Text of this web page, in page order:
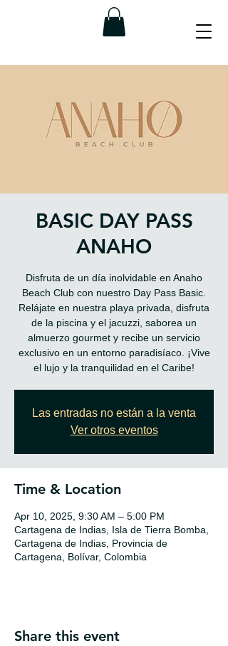
BASIC DAY PASS
ANAHO
Disfruta de un día inolvidable en Anaho
Beach Club con nuestro Day Pass Basic.
Relájate en nuestra playa privada, disfruta
de la piscina y el jacuzzi, saborea un
almuerzo gourmet y recibe un servicio
exclusivo en un entorno paradisíaco. ¡Vive
el lujo y la tranquilidad en el Caribe!
Las entradas no están a la venta
Ver otros eventos
Time & Location
Apr 10, 2025, 9:30 AM – 5:00 PM
Cartagena de Indias, Isla de Tierra Bomba,
Cartagena de Indias, Provincia de
Cartagena, Bolívar, Colombia
Share this event